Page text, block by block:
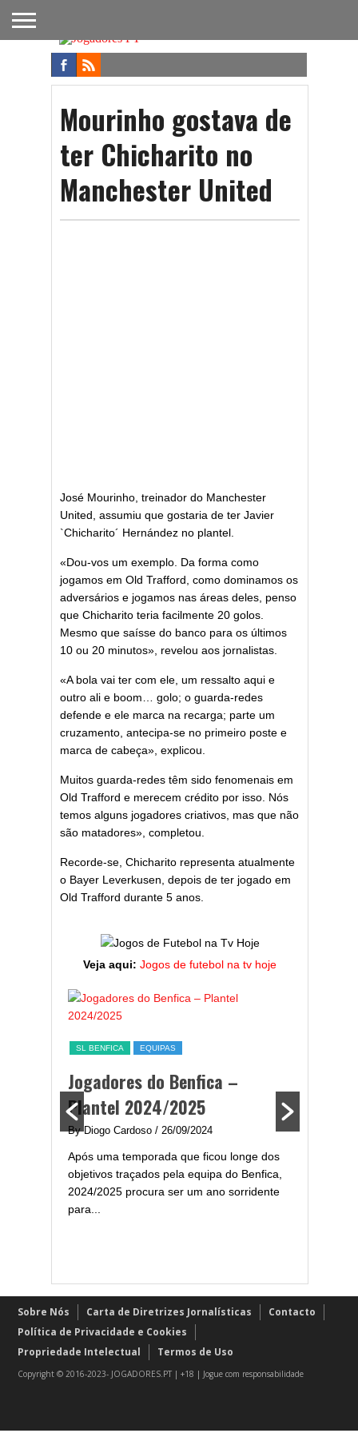
FUTEBOL
NACIONAL
FUTEBOL
INTERNACIONAL
NOTÍCIAS
ONDE
ASSISTIR
FUTEBOL
NA TV
APOSTAS
Mourinho gostava de
ter Chicharito no
Manchester United
José Mourinho, treinador do Manchester
United, assumiu que gostaria de ter Javier
`Chicharito´ Hernández no plantel.
«Dou-vos um exemplo. Da forma como
jogamos em Old Trafford, como dominamos os
adversários e jogamos nas áreas deles, penso
que Chicharito teria facilmente 20 golos.
Mesmo que saísse do banco para os últimos
10 ou 20 minutos», revelou aos jornalistas.
«A bola vai ter com ele, um ressalto aqui e
outro ali e boom… golo; o guarda-redes
defende e ele marca na recarga; parte um
cruzamento, antecipa-se no primeiro poste e
marca de cabeça», explicou.
Muitos guarda-redes têm sido fenomenais em
Old Trafford e merecem crédito por isso. Nós
temos alguns jogadores criativos, mas que não
são matadores», completou.
Recorde-se, Chicharito representa atualmente
o Bayer Leverkusen, depois de ter jogado em
Old Trafford durante 5 anos.
Veja aqui: Jogos de futebol na tv hoje
SL BENFICA EQUIPAS
Jogadores do Benfica –
Plantel 2024/2025
By Diogo Cardoso / 26/09/2024
Após uma temporada que ficou longe dos
objetivos traçados pela equipa do Benfica,
2024/2025 procura ser um ano sorridente
para...
Sobre Nós Carta de Diretrizes Jornalísticas
Contacto
Política de Privacidade e Cookies
Propriedade Intelectual
Termos de Uso
Copyright © 2016-2023- JOGADORES.PT | +18 | Jogue com responsabilidade